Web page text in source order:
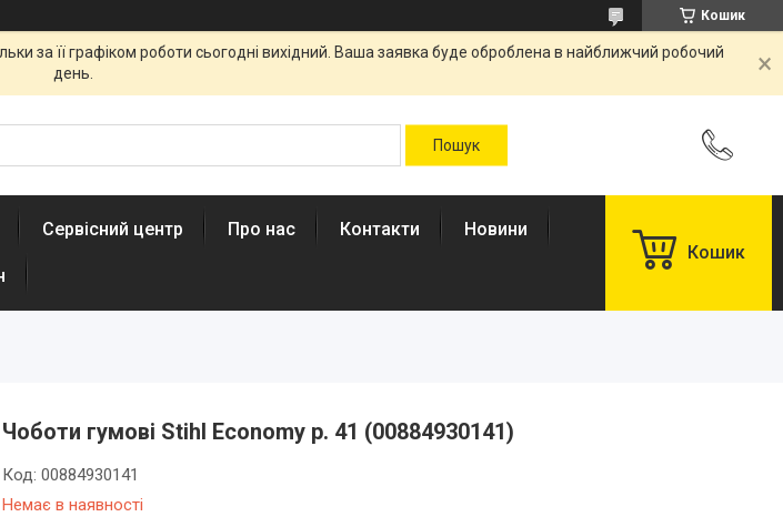
Кошик
за її графіком роботи сьогодні вихідний. Ваша заявка буде оброблена в найближчий робочий
день.
Сервісний центр Про нас Контакти Новини
Кошик
Чоботи гумові Stihl Economy р. 41 (00884930141)
Немає в наявності
Код:00884930141